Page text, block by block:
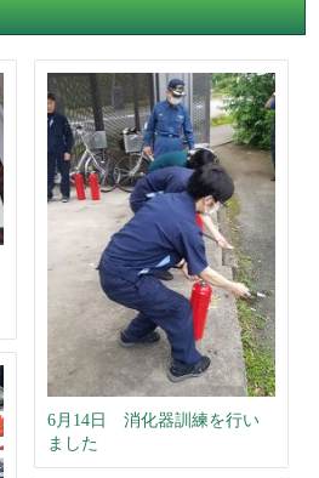
6月14日 消化器訓練を行い
ました